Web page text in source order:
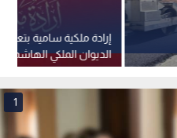
إرادة ملكية سامية
الديوان الملكي
جلالة الملك عضوين
القومي
1